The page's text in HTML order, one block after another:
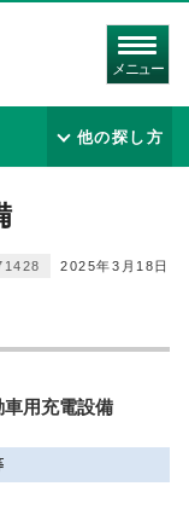
メニュー
他の探し方
2025年3月18日
用充電設備